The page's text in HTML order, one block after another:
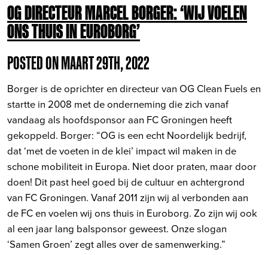
OG DIRECTEUR MARCEL BORGER: ‘WIJ VOELEN
ONS THUIS IN EUROBORG’
POSTED ON MAART 29TH, 2022
Borger is de oprichter en directeur van OG Clean Fuels en
startte in 2008 met de onderneming die zich vanaf
vandaag als hoofdsponsor aan FC Groningen heeft
gekoppeld. Borger: “OG is een echt Noordelijk bedrijf,
dat ‘met de voeten in de klei’ impact wil maken in de
schone mobiliteit in Europa. Niet door praten, maar door
doen! Dit past heel goed bij de cultuur en achtergrond
van FC Groningen. Vanaf 2011 zijn wij al verbonden aan
de FC en voelen wij ons thuis in Euroborg. Zo zijn wij ook
al een jaar lang balsponsor geweest. Onze slogan
‘Samen Groen’ zegt alles over de samenwerking.”